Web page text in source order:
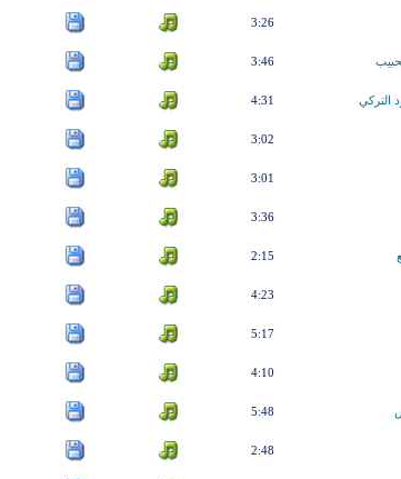
3:26
3:46
التركي 4:31
3:02
3:01
3:36
2:15
4:23
5:17
4:10
5:48
2:48